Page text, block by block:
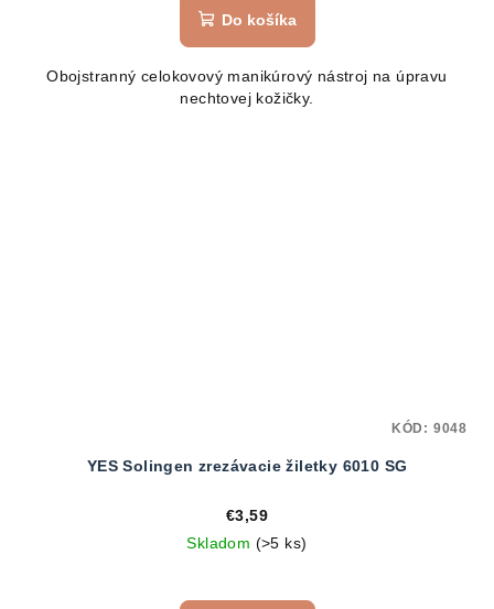
Do košíka
Obojstranný celokovový manikúrový nástroj na úpravu
nechtovej kožičky.
YES Solingen zrezávacie žiletky 6010 SG
€3,59
Skladom (>5 ks)
KÓD: 9048